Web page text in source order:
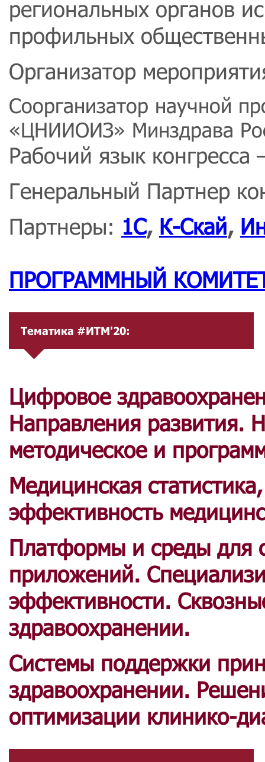
региональных органов
профильных
Организатор
Соорганизатор научной
«ЦНИИОИЗ» Минздрава
Рабочий язык конгресса
Генеральный Партнер
Партнеры: 1С, К-Скай,
ПРОГРАММНЫЙ
Тематика #ИТМ'20:
Цифровое
Направления развития.
методическое и
Медицинская
эффективность
Платформы и среды для
приложений.
эффективности.
здравоохранении.
Системы поддержки
здравоохранении.
оптимизации клинико-